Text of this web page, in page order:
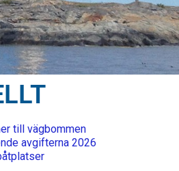
till vägbommen
avgifterna 2026